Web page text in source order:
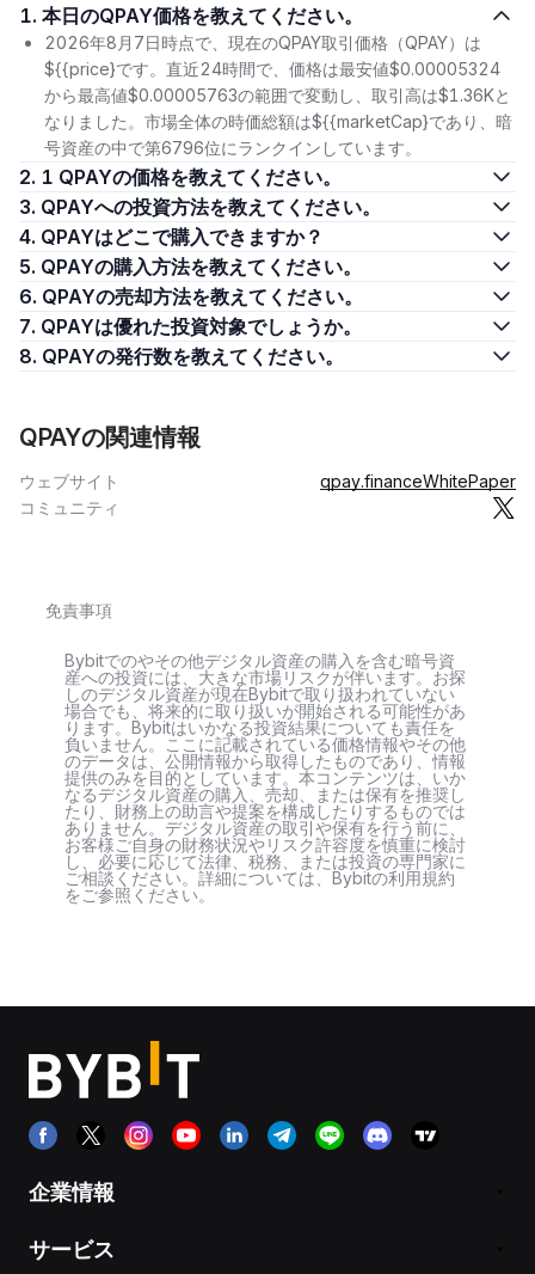
1. 本日のQPAY価格を教えてください。
2026年8月7日時点で、現在のQPAY取引価格（QPAY）は
${{price}です。直近24時間で、価格は最安値$0.00005324
から最高値$0.00005763の範囲で変動し、取引高は$1.36Kと
なりました。市場全体の時価総額は${{marketCap}であり、暗
号資産の中で第6796位にランクインしています。
2. 1 QPAYの価格を教えてください。
3. QPAYへの投資方法を教えてください。
4. QPAYはどこで購入できますか？
5. QPAYの購入方法を教えてください。
6. QPAYの売却方法を教えてください。
7. QPAYは優れた投資対象でしょうか。
8. QPAYの発行数を教えてください。
QPAYの関連情報
ウェブサイト qpay.financeWhitePaper
コミュニティ
免責事項
Bybitでのやその他デジタル資産の購入を含む暗号資
産への投資には、大きな市場リスクが伴います。お探
しのデジタル資産が現在Bybitで取り扱われていない
場合でも、将来的に取り扱いが開始される可能性があ
ります。Bybitはいかなる投資結果についても責任を
負いません。ここに記載されている価格情報やその他
のデータは、公開情報から取得したものであり、情報
提供のみを目的としています。本コンテンツは、いか
なるデジタル資産の購入、売却、または保有を推奨し
たり、財務上の助言や提案を構成したりするものでは
ありません。デジタル資産の取引や保有を行う前に、
お客様ご自身の財務状況やリスク許容度を慎重に検討
し、必要に応じて法律、税務、または投資の専門家に
ご相談ください。詳細については、Bybitの利用規約
をご参照ください。
企業情報
サービス